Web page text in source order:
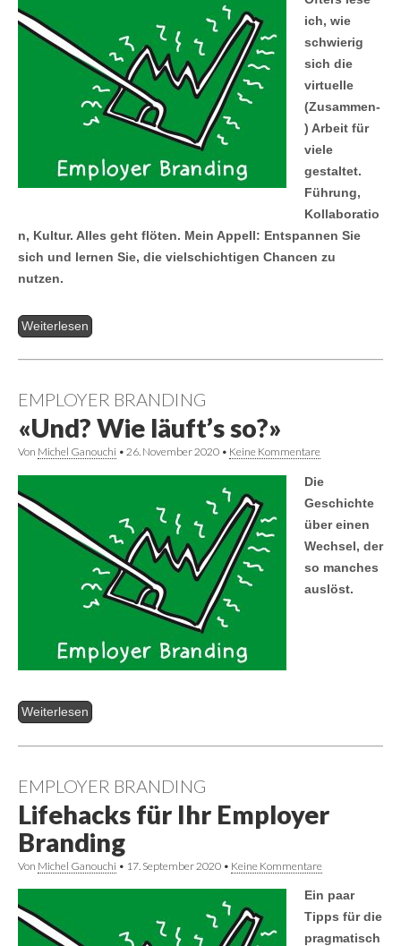
ich, wie
schwierig
sich die
virtuelle
(Zusammen-
) Arbeit für
viele
gestaltet.
Führung,
Kollaboratio
n, Kultur. Alles geht flöten. Mein Appell: Entspannen Sie
sich und lernen Sie, die vielschichtigen Chancen zu
nutzen.
Weiterlesen
EMPLOYER BRANDING
«Und? Wie läuft’s so?»
Von Michel Ganouchi • 26. November 2020 • Keine Kommentare
Die
Geschichte
über einen
Wechsel, der
so manches
auslöst.
Weiterlesen
EMPLOYER BRANDING
Lifehacks für Ihr Employer
Branding
Von Michel Ganouchi • 17. September 2020 • Keine Kommentare
Ein paar
Tipps für die
pragmatisch